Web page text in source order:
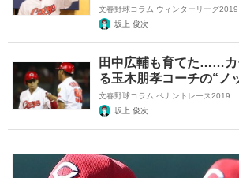
文春野球コラム ウィンターリーグ2019
坂上 俊次
田中広輔も育てた……カ
る玉木朋孝コーチの“ノ
文春野球コラム ペナントレース2019
坂上 俊次